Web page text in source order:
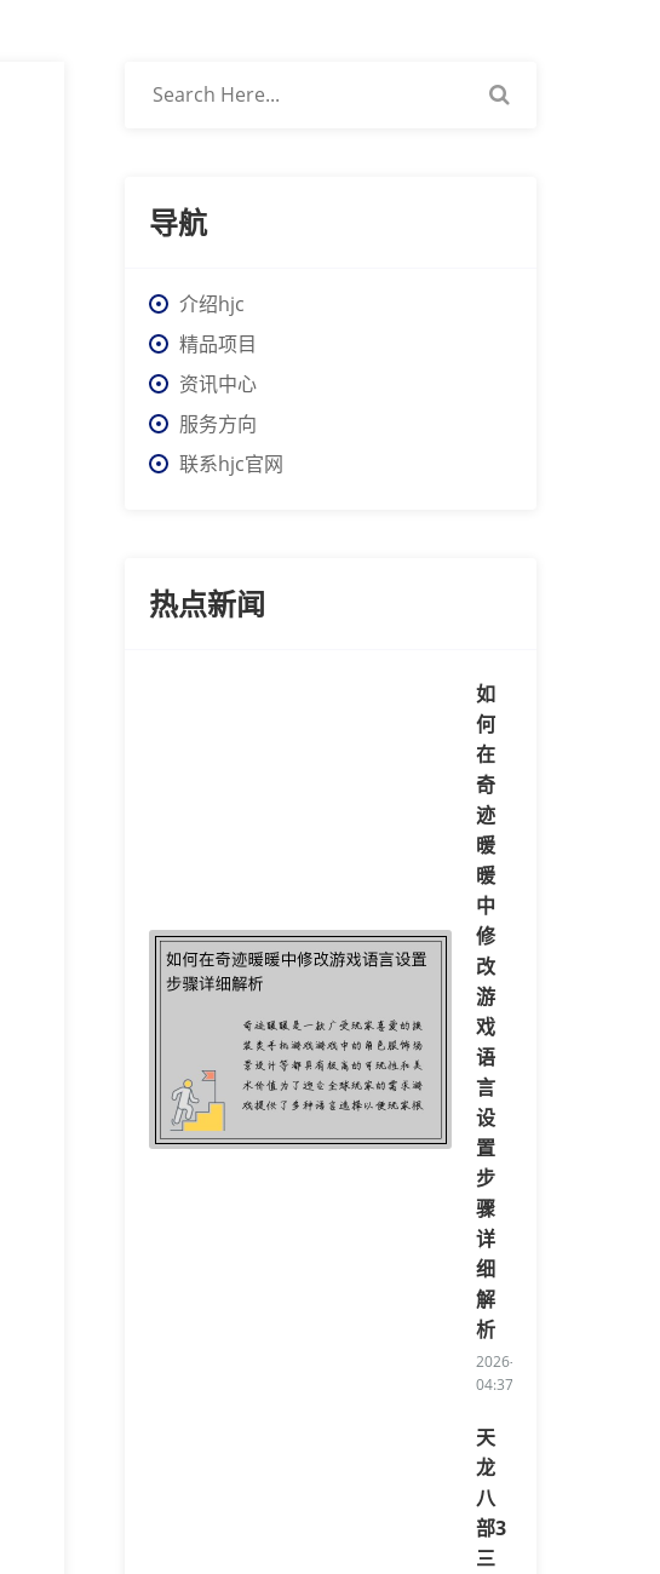
导航
介绍hjc
精品项目
资讯中心
服务方向
联系hjc官网
热点新闻
如
何
在
奇
迹
暖
暖
中
修
改
游
戏
语
言
设
置
步
骤
详
细
解
析
2026-08-08
04:37:32/li>
天
龙
八
部3
三